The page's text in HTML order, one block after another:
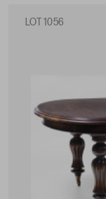
LOT 1056